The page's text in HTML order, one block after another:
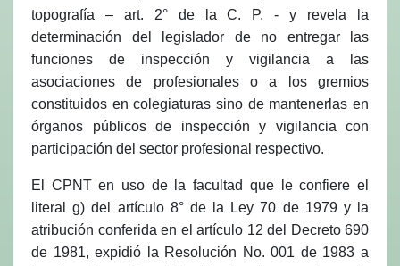
topografía – art. 2° de la C. P. - y revela la
determinación del legislador de no entregar las
funciones de inspección y vigilancia a las
asociaciones de profesionales o a los gremios
constituidos en colegiaturas sino de mantenerlas en
órganos públicos de inspección y vigilancia con
participación del sector profesional respectivo.
El CPNT en uso de la facultad que le confiere el
literal g) del artículo 8° de la Ley 70 de 1979 y la
atribución conferida en el artículo 12 del Decreto 690
de 1981, expidió la Resolución No. 001 de 1983 a